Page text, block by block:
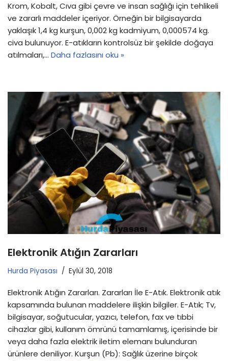
Krom, Kobalt, Cıva gibi çevre ve insan sağlığı için tehlikeli
ve zararlı maddeler içeriyor. Örneğin bir bilgisayarda
yaklaşık 1,4 kg kurşun, 0,002 kg kadmiyum, 0,000574 kg.
civa bulunuyor. E-atıkların kontrolsüz bir şekilde doğaya
atılmaları,… Daha fazlasını oku »
Elektronik Atığın Zararları
Hurda Piyasası Eylül 30, 2018
Elektronik Atığın Zararları. Zararları İle E-Atık. Elektronik atık
kapsamında bulunan maddelere ilişkin bilgiler. E-Atık; Tv,
bilgisayar, soğutucular, yazıcı, telefon, fax ve tıbbi
cihazlar gibi, kullanım ömrünü tamamlamış, içerisinde bir
veya daha fazla elektrik iletim elemanı bulunduran
ürünlere deniliyor. Kurşun (Pb): Sağlık üzerine birçok